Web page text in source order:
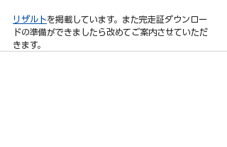
リザルトを掲載しています。また完走証ダウンロー
ドの準備ができましたら改めてご案内させていただ
きます。